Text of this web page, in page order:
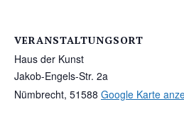
VERANSTALTUNGSORT
Haus der Kunst
Jakob-Engels-Str. 2a
Nümbrecht, 51588 Google Karte